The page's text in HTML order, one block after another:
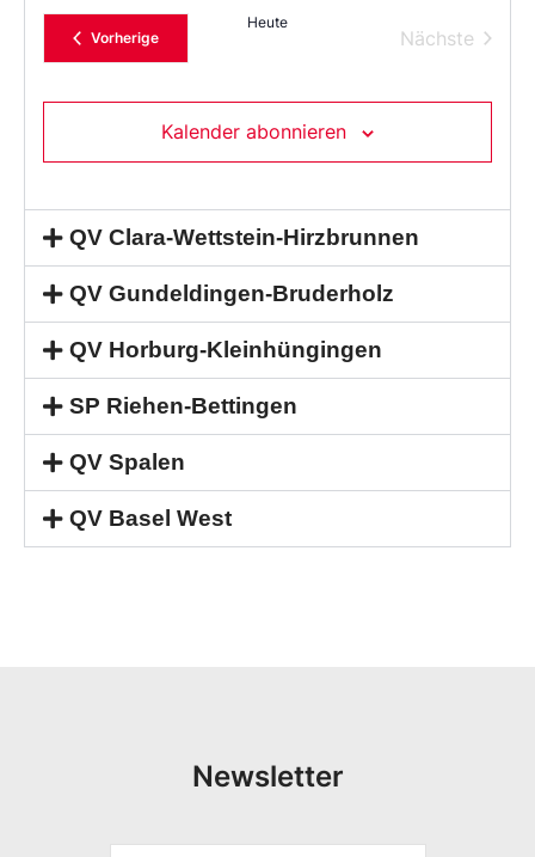
VorherigeVeranstaltungen
Heute
Nächste
Kalender abonnieren
QV Clara-Wettstein-Hirzbrunnen
QV Gundeldingen-Bruderholz
QV Horburg-Kleinhüngingen
SP Riehen-Bettingen
QV Spalen
QV Basel West
Newsletter